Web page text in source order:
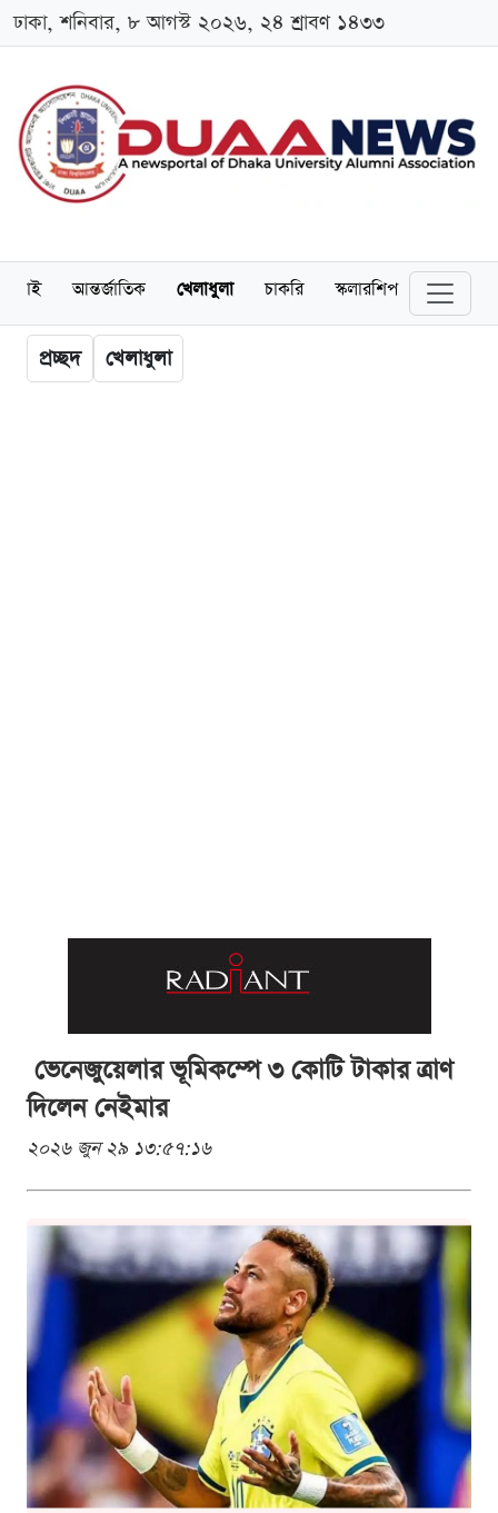
ঢাকা, শনিবার, ৮ আগস্ট ২০২৬, ২৪ শ্রাবণ ১৪৩৩
আন্তর্জাতিক খেলাধুলা চাকরি স্কলারশিপ বিনোদন
প্রচ্ছদ খেলাধুলা
ভেনেজুয়েলার ভূমিকম্পে ৩ কোটি টাকার ত্রাণ
দিলেন নেইমার
২০২৬ জুন ২৯ ১৩:৫৭:১৬